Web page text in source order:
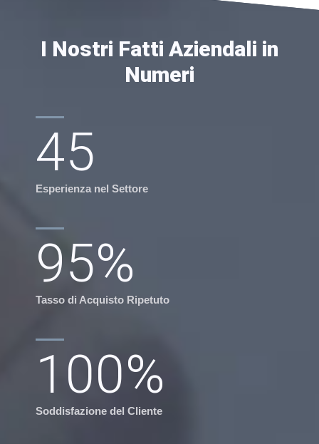
I Nostri Fatti Aziendali in
Numeri
45
Esperienza nel Settore
95%
Tasso di Acquisto Ripetuto
100%
Soddisfazione del Cliente